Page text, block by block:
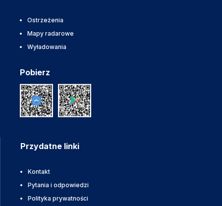
Ostrzeżenia
Mapy radarowe
Wyładowania
Pobierz
Przydatne linki
Kontakt
Pytania i odpowiedzi
Polityka prywatności